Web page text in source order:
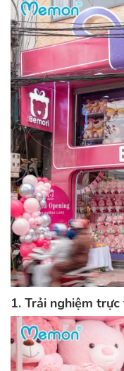
1. Trải nghiệm trực